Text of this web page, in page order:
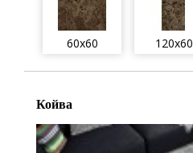
60x60 120x60
Койва